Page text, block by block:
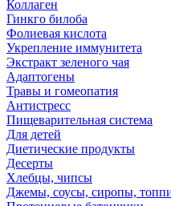
Коллаген
Гинкго билоба
Фолиевая кислота
Укрепление иммунитета
Экстракт зеленого чая
Адаптогены
Травы и гомеопатия
Антистресс
Пищеварительная система
Для детей
Диетические продукты
Десерты
Хлебцы, чипсы
Джемы, соусы, сиропы,